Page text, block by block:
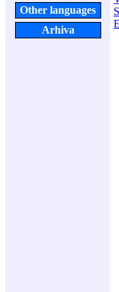
Other languages
Arhiva